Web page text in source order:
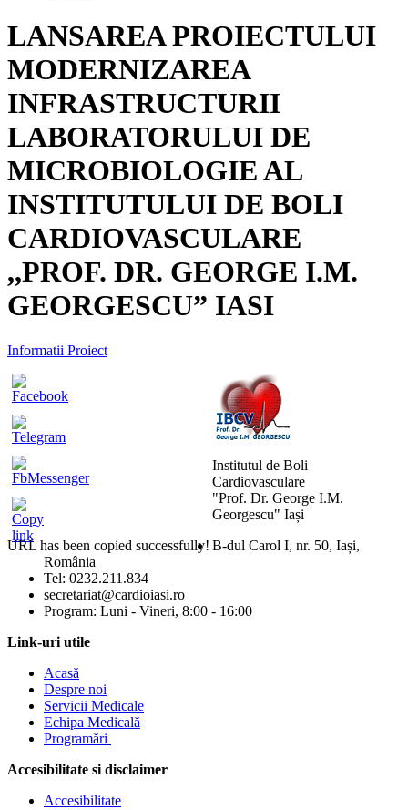
LANSAREA PROIECTULUI
MODERNIZAREA
INFRASTRUCTURII
LABORATORULUI DE
MICROBIOLOGIE AL
INSTITUTULUI DE BOLI
CARDIOVASCULARE
,,PROF. DR. GEORGE I.M.
GEORGESCU” IASI
Informatii Proiect
URL has been copied successfully!
Institutul de Boli
Cardiovasculare
"Prof. Dr. George I.M.
Georgescu" Iași
B-dul Carol I, nr. 50, Iași,
România
Tel: 0232.211.834
secretariat@cardioiasi.ro
Program: Luni - Vineri, 8:00 - 16:00
Link-uri utile
Acasă
Despre noi
Servicii Medicale
Echipa Medicală
Programări
Accesibilitate si disclaimer
Accesibilitate